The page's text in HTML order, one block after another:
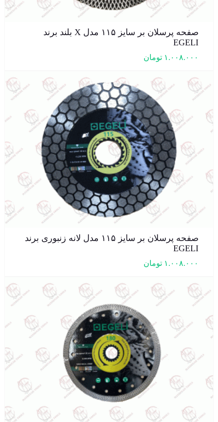
صفحه پرسلان بر سایز ۱۱۵ مدل X بلند برند
EGELI
۱.۰۰۸.۰۰۰ تومان
صفحه پرسلان بر سایز ۱۱۵ مدل لانه زنبوری برند
EGELI
۱.۰۰۸.۰۰۰ تومان